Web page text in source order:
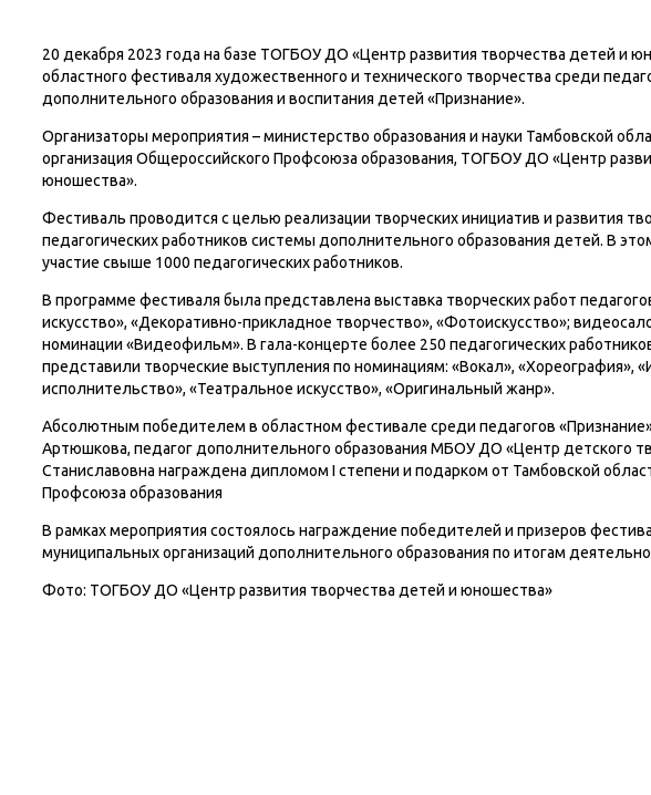
20 декабря 2023 года на базе ТОГБОУ ДО «Центр развития творчества детей и
областного фестиваля художественного и технического творчества среди
дополнительного образования и воспитания детей «Признание».
Организаторы мероприятия – министерство образования и науки Тамбовской
организация Общероссийского Профсоюза образования, ТОГБОУ ДО «Центр
юношества».
Фестиваль проводится с целью реализации творческих инициатив и развития
педагогических работников системы дополнительного образования детей. В
участие свыше 1000 педагогических работников.
В программе фестиваля была представлена выставка творческих работ
искусство», «Декоративно-прикладное творчество», «Фотоискусство»;
номинации «Видеофильм». В гала-концерте более 250 педагогических
представили творческие выступления по номинациям: «Вокал», «Хореография»,
исполнительство», «Театральное искусство», «Оригинальный жанр».
Абсолютным победителем в областном фестивале среди педагогов
Артюшкова, педагог дополнительного образования МБОУ ДО «Центр детского
Станиславовна награждена дипломом I степени и подарком от Тамбовской
Профсоюза образования
В рамках мероприятия состоялось награждение победителей и призеров
муниципальных организаций дополнительного образования по итогам
Фото: ТОГБОУ ДО «Центр развития творчества детей и юношества»